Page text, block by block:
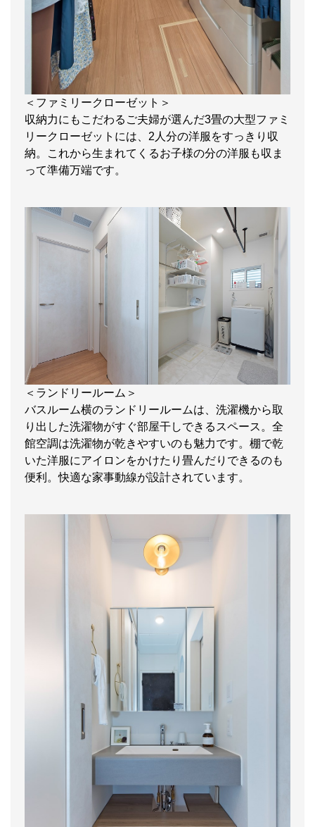
＜ファミリークローゼット＞
収納力にもこだわるご夫婦が選んだ3畳の大型ファミ
リークローゼットには、2人分の洋服をすっきり収
納。これから生まれてくるお子様の分の洋服も収ま
って準備万端です。
＜ランドリールーム＞
バスルーム横のランドリールームは、洗濯機から取
り出した洗濯物がすぐ部屋干しできるスペース。全
館空調は洗濯物が乾きやすいのも魅力です。棚で乾
いた洋服にアイロンをかけたり畳んだりできるのも
便利。快適な家事動線が設計されています。